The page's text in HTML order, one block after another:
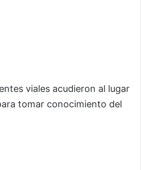
viales acudieron al lugar
tomar conocimiento del